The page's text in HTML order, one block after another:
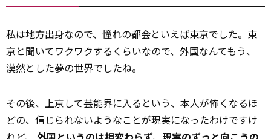
私は地方出身なので、憧れの都会といえば東京でした。東
京と聞いてワクワクするくらいなので、 外国なんてもう、
漠然とした夢の世界でしたね。
その後、上京して芸能界に入るという、本人が怖くなるほ
どの、信じられないようなことが現実になったわけですけ